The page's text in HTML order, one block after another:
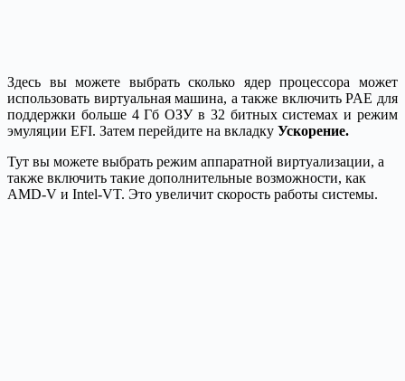
Здесь вы можете выбрать сколько ядер процессора может
использовать виртуальная машина, а также включить PAE для
поддержки больше 4 Гб ОЗУ в 32 битных системах и режим
эмуляции EFI. Затем перейдите на вкладку Ускорение.
Тут вы можете выбрать режим аппаратной виртуализации, а
также включить такие дополнительные возможности, как
AMD-V и Intel-VT. Это увеличит скорость работы системы.